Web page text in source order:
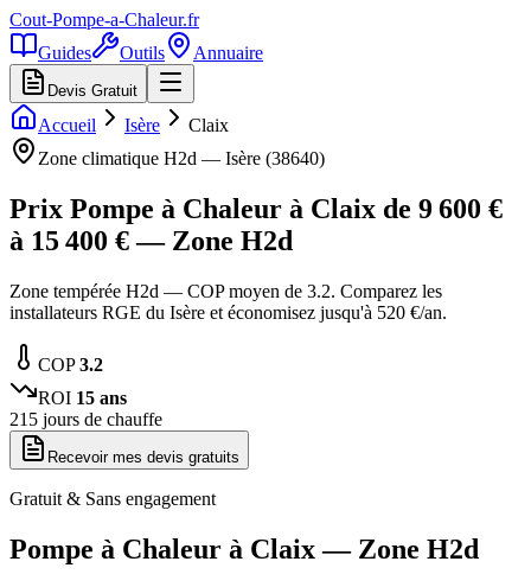
Cout-Pompe-a-Chaleur.fr
Guides
Outils Annuaire
Devis Gratuit
Accueil Isère
Claix
Zone climatique H2d — Isère (38640)
Prix Pompe à Chaleur à Claix de 9 600 €
à 15 400 € — Zone H2d
Zone tempérée H2d — COP moyen de 3.2. Comparez les
installateurs RGE du Isère et économisez jusqu'à 520 €/an.
COP3.2
ROI 15 ans
215 jours de chauffe
Recevoir mes devis gratuits
Gratuit & Sans engagement
Pompe à Chaleur à Claix— Zone H2d